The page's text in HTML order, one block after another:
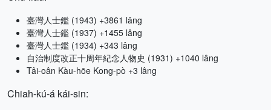
臺灣人士鑑 (1943) +3861 lâng
臺灣人士鑑 (1937) +1455 lâng
臺灣人士鑑 (1934) +343 lâng
自治制度改正十周年紀念人物史 (1931) +1040 lâng
Tâi-oân Kàu-hōe Kong-pò +3 lâng
Chiah-kú-á kái-sin: